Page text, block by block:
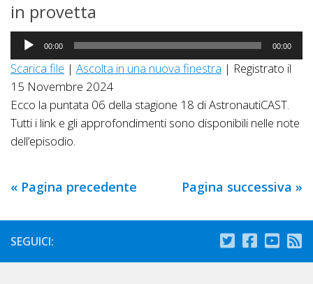
in provetta
Audio
Player
00:00 00:00
Scarica file | Ascolta in una nuova finestra | Registrato il
15 Novembre 2024
Ecco la puntata 06 della stagione 18 di AstronautiCAST.
Tutti i link e gli approfondimenti sono disponibili nelle note
dell’episodio.
« Pagina precedente Pagina successiva »
SEGUICI: